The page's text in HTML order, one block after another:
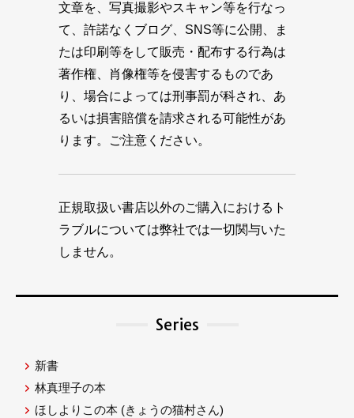
文章を、写真撮影やスキャン等を行なっ
て、許諾なくブログ、SNS等に公開、ま
たは印刷等をして販売・配布する行為は
著作権、肖像権等を侵害するものであ
り、場合によっては刑事罰が科され、あ
るいは損害賠償を請求される可能性があ
ります。ご注意ください。
正規取扱い書店以外のご購入におけるト
ラブルについては弊社では一切関与いた
しません。
Series
新書
林真理子の本
ほしよりこの本 (きょうの猫村さん)